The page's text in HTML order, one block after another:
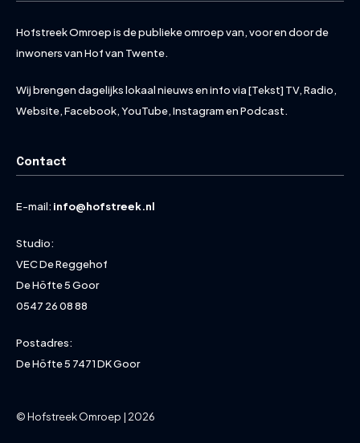
Hofstreek Omroep is de publieke omroep van, voor en door de
inwoners van Hof van Twente.
Wij brengen dagelijks lokaal nieuws en info via [Tekst] TV, Radio,
Website, Facebook, YouTube, Instagram en Podcast.
Contact
E-mail: info@hofstreek.nl
Studio:
VEC De Reggehof
De Höfte 5 Goor
0547 26 08 88
Postadres:
De Höfte 5 7471 DK Goor
© Hofstreek Omroep | 2026